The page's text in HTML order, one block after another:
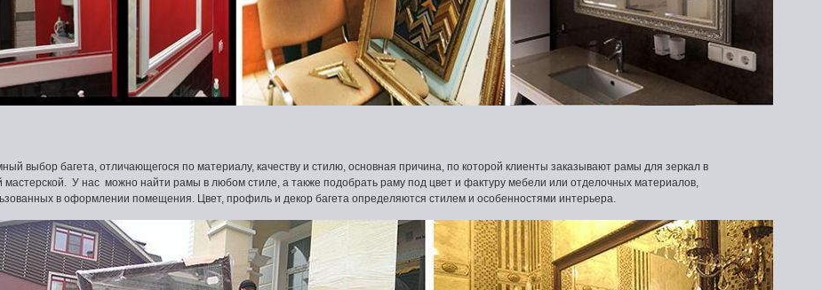
выбор багета, отличающегося по материалу, качеству и стилю, основная причина, по которой клиенты заказывают рамы для зеркал в
мастерской. У нас можно найти рамы в любом стиле, а также подобрать раму под цвет и фактуру мебели или отделочных материалов,
в оформлении помещения. Цвет, профиль и декор багета определяются стилем и особенностями интерьера.